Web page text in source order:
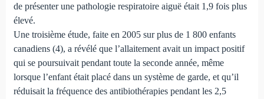
de présenter une pathologie respiratoire aiguë était 1,9 fois plus
élevé.
Une troisième étude, faite en 2005 sur plus de 1 800 enfants
canadiens (4), a révélé que l’allaitement avait un impact positif
qui se poursuivait pendant toute la seconde année, même
lorsque l’enfant était placé dans un système de garde, et qu’il
réduisait la fréquence des antibiothérapies pendant les 2,5